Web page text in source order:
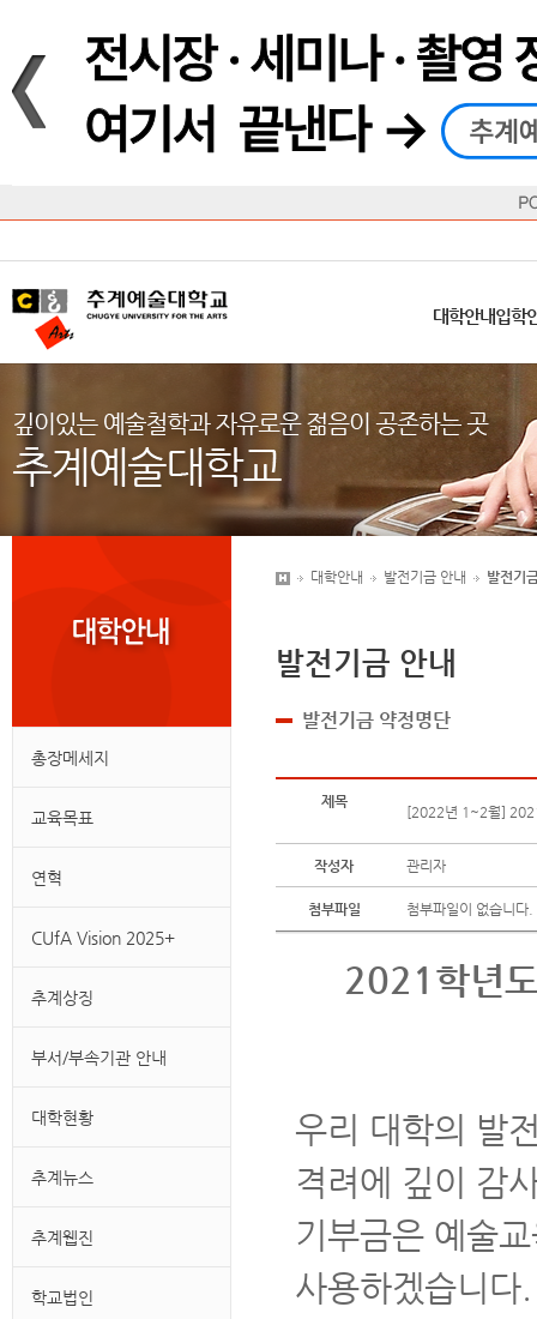
재생정지
대학안내
대학안내
입학
입학안내
대학/대학원
창의예
학사안내
수업안내
대학생활
총학생회
직속/부속기관
산
총장메세지
교육목표
연혁
CUfA Vision 2025+
추계상징
부서/부속기관 안내
대학현황
추계뉴스
추계웹진
학교법인
대학안내 발전기금 안내 발전기
발전기금 안내
발전기금 약정명단
제목
[2022년 1~2월]
작성자 관리자
첨부파일 첨부파일이 없습니다.
2021학년
우리 대학의 발
격려에 깊이 감
기부금은 예술
사용하겠습니다.